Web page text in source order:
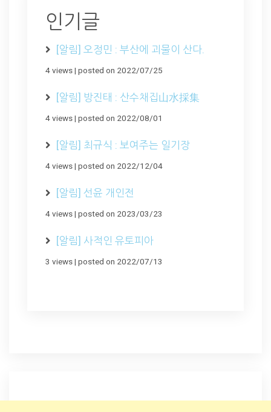
인기글
[알림] 오정민 : 부산에 괴물이 산다.
4 views| posted on 2022/07/25
[알림] 방진태 : 산수채집山水採集
4 views| posted on 2022/08/01
[알림] 최규식 : 보여주는 일기장
4 views| posted on 2022/12/04
[알림] 선윤 개인전
4 views| posted on 2023/03/23
[알림] 사적인 유토피아
3 views| posted on 2022/07/13